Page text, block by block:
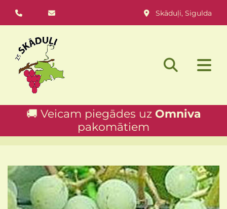
  Skāduļi, Sigulda
🚚 Veicam piegādes uz Omniva
pakomātiem